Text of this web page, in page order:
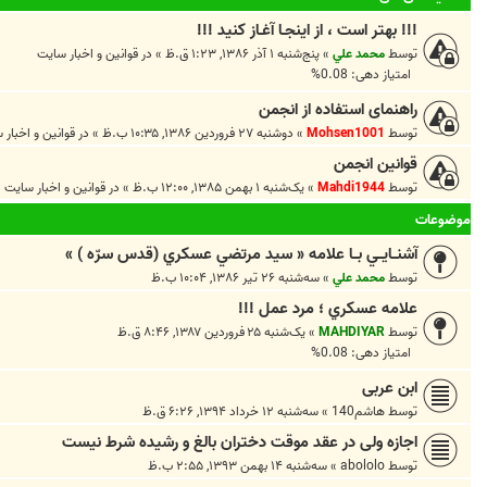
!!! بهتر است ، از اينجـا آغـاز کنيد !!!
توسطمحمد علي »پنج‌شنبه ۱ آذر ۱۳۸۶, ۱:۲۳ ق.ظ » در قوانين و اخبار سايت
امتیاز دهی: 0.08%
راهنمای استفاده از انجمن
توسط Mohsen1001
» دوشنبه ۲۷ فروردین ۱۳۸۶, ۱۰:۳۵ ب.ظ » در قوانين و
قوانین انجمن
توسطMahdi1944
»یک‌شنبه ۱ بهمن ۱۳۸۵, ۱۲:۰۰ ب.ظ » در قوانين و اخبار سايت
موضوعات
آشنــايــي بــا علامه « سيد مرتضي عسکري (قدس سرّه ) »
توسطمحمد علي »سه‌شنبه ۲۶ تیر ۱۳۸۶, ۱۰:۰۴ ب.ظ
علامه عسكري ؛ مرد عمل !!!
توسطMAHDIYAR
»یک‌شنبه ۲۵ فروردین ۱۳۸۷, ۸:۴۶ ق.ظ
امتیاز دهی: 0.08%
ابن عربی
توسطهاشم140 »سه‌شنبه ۱۲ خرداد ۱۳۹۴, ۶:۲۶ ق.ظ
اجازه ولى در عقد موقت دختران بالغ و رشيده شرط نيست
توسطabololo
»سه‌شنبه ۱۴ بهمن ۱۳۹۳, ۲:۵۵ ب.ظ